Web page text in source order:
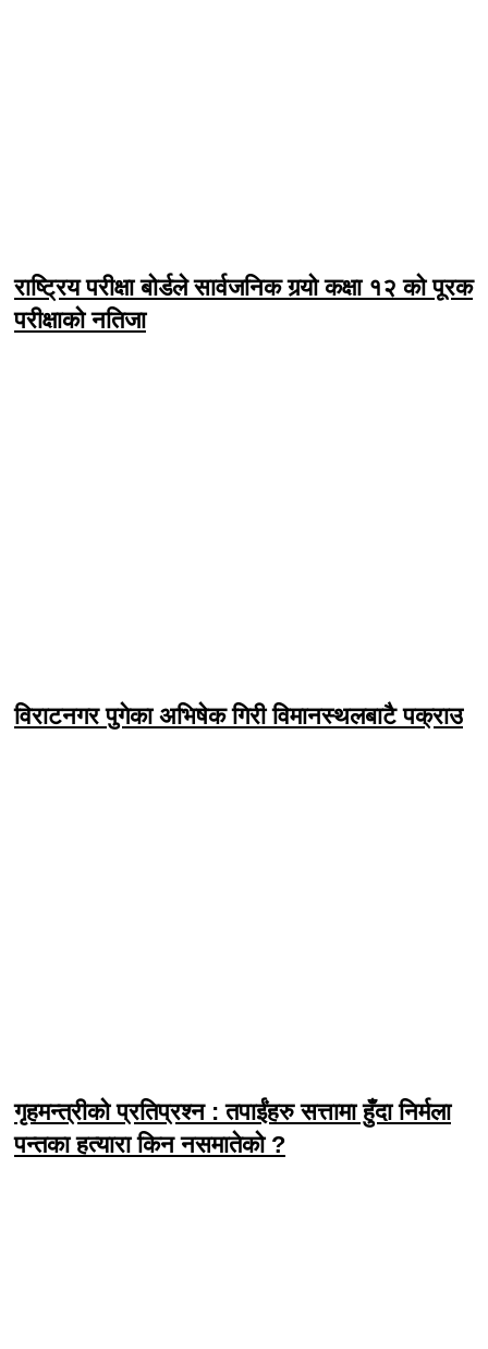
राष्ट्रिय परीक्षा बोर्डले सार्वजनिक गर्‍यो कक्षा १२ को पूरक
परीक्षाको नतिजा
विराटनगर पुगेका अभिषेक गिरी विमानस्थलबाटै पक्राउ
गृहमन्त्रीको प्रतिप्रश्न : तपाईंहरु सत्तामा हुँदा निर्मला
पन्तका हत्यारा किन नसमातेको ?